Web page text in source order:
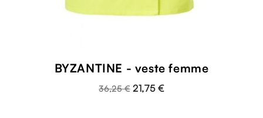
BYZANTINE - veste femme
36,25 € 21,75 €